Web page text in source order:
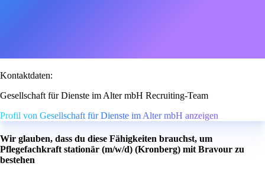
Kontaktdaten:
Gesellschaft für Dienste im Alter mbH Recruiting-Team
Profil von Gesellschaft für Dienste im Alter mbH anzeigen
Wir glauben, dass du diese Fähigkeiten brauchst, um
Pflegefachkraft stationär (m/w/d) (Kronberg) mit Bravour zu
bestehen